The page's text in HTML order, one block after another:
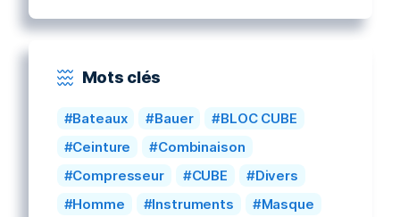
Mots clés
Bateaux Bauer
BLOC CUBE
Ceinture
Combinaison
Compresseur
CUBE
Divers
Homme
Instruments
Masque